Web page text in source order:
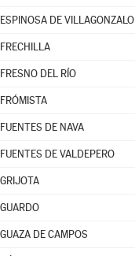
ESPINOSA DE VILLAGONZALO
FRECHILLA
FRESNO DEL RÍO
FRÓMISTA
FUENTES DE NAVA
FUENTES DE VALDEPERO
GRIJOTA
GUARDO
GUAZA DE CAMPOS